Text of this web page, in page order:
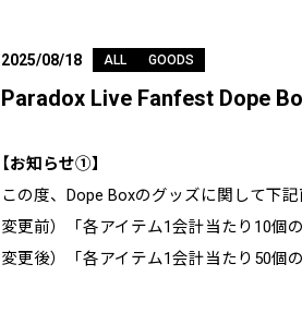
2025/08/18 ALL GOODS
Paradox Live Fanfest Dope
【お知らせ①】
この度、Dope Boxのグッズに関して下
変更前）「各アイテム1会計当たり10個
変更後）「各アイテム1会計当たり50個